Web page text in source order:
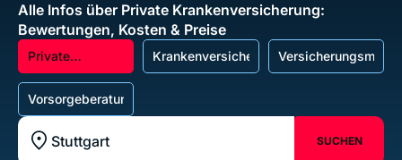
Alle Infos über Private Krankenversicherung:
Bewertungen, Kosten & Preise
Private
Krankenversicherung
Krankenversicherung
Vorsorgeberatung
Standort z.B. Frankfurt am Main
SUCHEN